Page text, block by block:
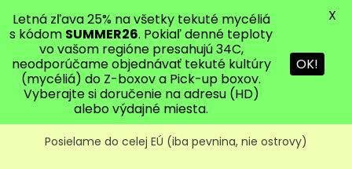
Posielame do celej EÚ (iba pevnina, nie ostrovy)
Letná zľava 25% na všetky tekuté mycéliá
s kódom SUMMER26. Pokiaľ denné teploty
vo vašom regióne presahujú 34C,
neodporúčame objednávať tekuté kultúry
(mycéliá) do Z-boxov a Pick-up boxov.
Vyberajte si doručenie na adresu (HD)
alebo výdajné miesta.
OK!
X